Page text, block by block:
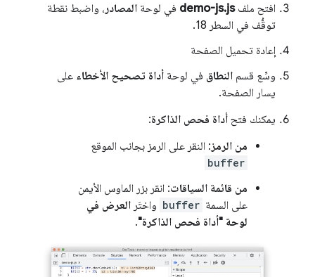
افتح ملفdemo-js.js في لوحة المصادر ، واضبط نقطة
توقُّف في السطر 18.
إعادة تحميل الصفحة
وسِّع قسم النطاق في لوحة أداة تصحيح الأخطاء على
يسار الصفحة.
يمكنك فتح أداة فحص الذاكرة:
من الرمز: النقر على الرمز بجانب الموقع
buffer
من قائمة السياقات: انقر بزر الماوس الأيمن
على السمة buffer واختَر العرض في
لوحة "أداة فحص الذاكرة".